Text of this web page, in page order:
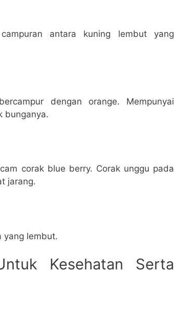
antara kuning lembut yang
dengan orange. Mempunyai
bunganya.
corak blue berry. Corak unggu pada
jarang.
yang lembut.
Kesehatan Serta